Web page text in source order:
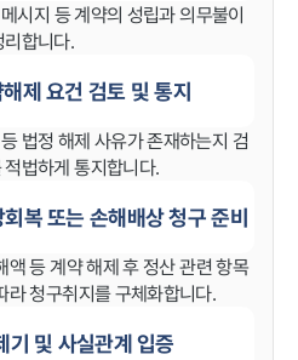
시지 등 계약의 성립과 의무불이
합니다.
제 요건 검토 및 통지
법정 해제 사유가 존재하는지 검
법하게 통지합니다.
복 또는 손해배상 청구 준비
액 등 계약 해제 후 정산 관련 항목
라 청구취지를 구체화합니다.
및 사실관계 입증